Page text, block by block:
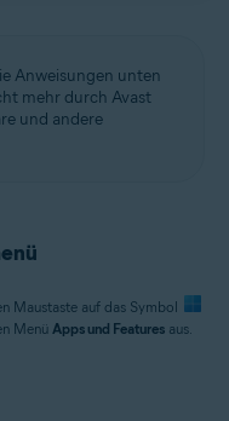
Anweisungen unten
mehr durch Avast
und andere
Maustaste auf das Symbol
Menü Apps und Features aus.